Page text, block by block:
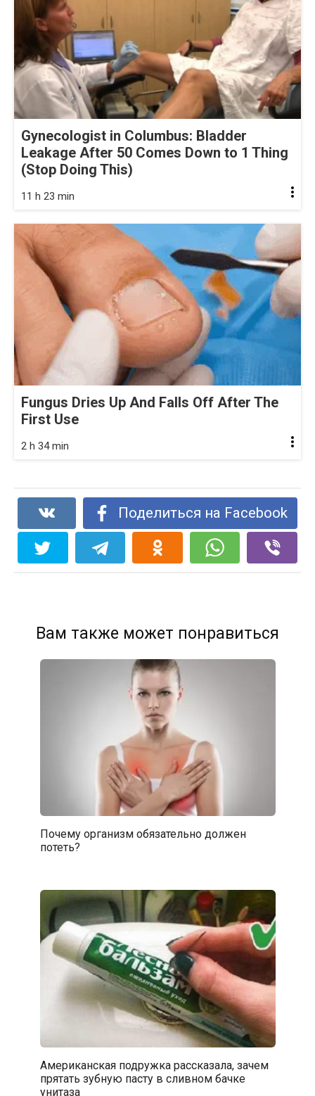
Gynecologist in Columbus: Bladder
Leakage After 50 Comes Down to 1 Thing
(Stop Doing This)
11 h 23 min
Fungus Dries Up And Falls Off After The
First Use
2 h 34 min
Поделиться на Facebook
Вам также может понравиться
Почему организм обязательно должен
потеть?
Американская подружка рассказала, зачем
прятать зубную пасту в сливном бачке
унитаза